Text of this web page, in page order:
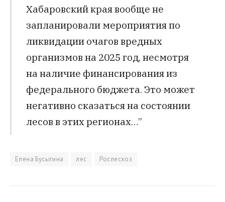
Хабаровский края вообще не
запланировали мероприятия по
ликвидации очагов вредных
организмов на 2025 год, несмотря
на наличие финансирования из
федерального бюджета. Это может
негативно сказаться на состоянии
лесов в этих регионах…”
Елена Бусыгина лес Рослесхоз